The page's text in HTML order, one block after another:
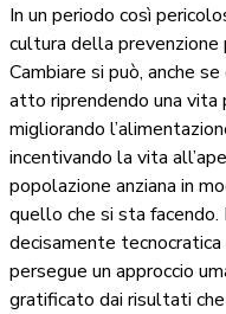
In un periodo così
cultura della prevenzione
Cambiare si può, anche
atto riprendendo una vita
migliorando
incentivando la vita
popolazione anziana in
quello che si sta
decisamente tecnocratica
persegue un approccio
gratificato dai risultati